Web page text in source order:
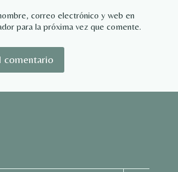
correo electrónico y web en
para la próxima vez que comente.